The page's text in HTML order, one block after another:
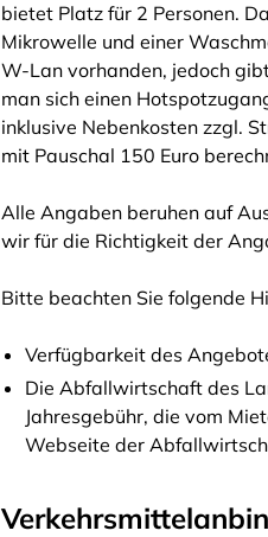
bietet Platz für 2 Personen.
Mikrowelle und einer
W-Lan vorhanden, jedoch
man sich einen
inklusive Nebenkosten zzgl.
mit Pauschal 150 Euro
Alle Angaben beruhen auf
wir für die Richtigkeit der
Bitte beachten Sie folgende
Verfügbarkeit des
Die Abfallwirtschaft des
Jahresgebühr, die vom
Webseite der